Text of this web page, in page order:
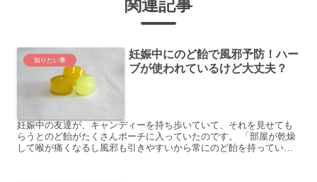
関連記事
知りたい事
妊娠中にのど飴で風邪予防！ハー
ブが使われているけど大丈夫？
妊娠中の友達が、キャンディーを持ち歩いていて、それを見せても
らうとのど飴がたくさんポーチに入っていたのです。 「部屋が乾燥
して喉が痛くなるし風邪も引きやすいから常にのど飴を持っている